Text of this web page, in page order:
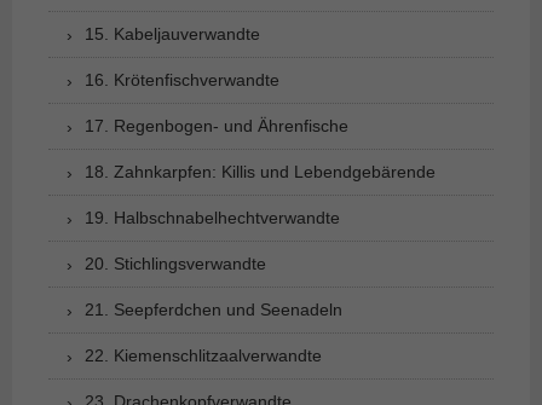
15. Kabeljauverwandte
16. Krötenfischverwandte
17. Regenbogen- und Ährenfische
18. Zahnkarpfen: Killis und Lebendgebärende
19. Halbschnabelhechtverwandte
20. Stichlingsverwandte
21. Seepferdchen und Seenadeln
22. Kiemenschlitzaalverwandte